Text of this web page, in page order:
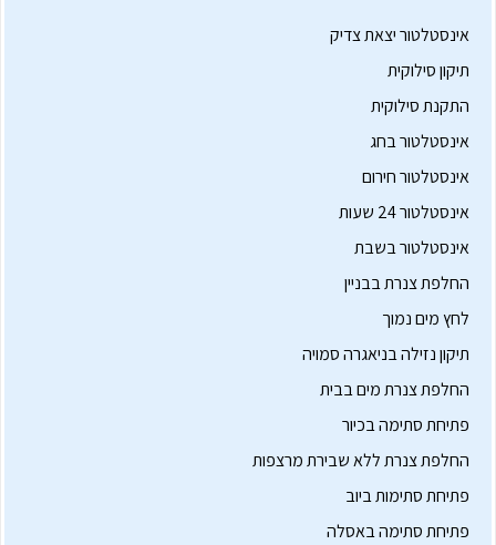
אינסטלטור יצאת צדיק
תיקון סילוקית
התקנת סילוקית
אינסטלטור בחג
אינסטלטור חירום
אינסטלטור 24 שעות
אינסטלטור בשבת
החלפת צנרת בבניין
לחץ מים נמוך
תיקון נזילה בניאגרה סמויה
החלפת צנרת מים בבית
פתיחת סתימה בכיור
החלפת צנרת ללא שבירת מרצפות
פתיחת סתימות ביוב
פתיחת סתימה באסלה